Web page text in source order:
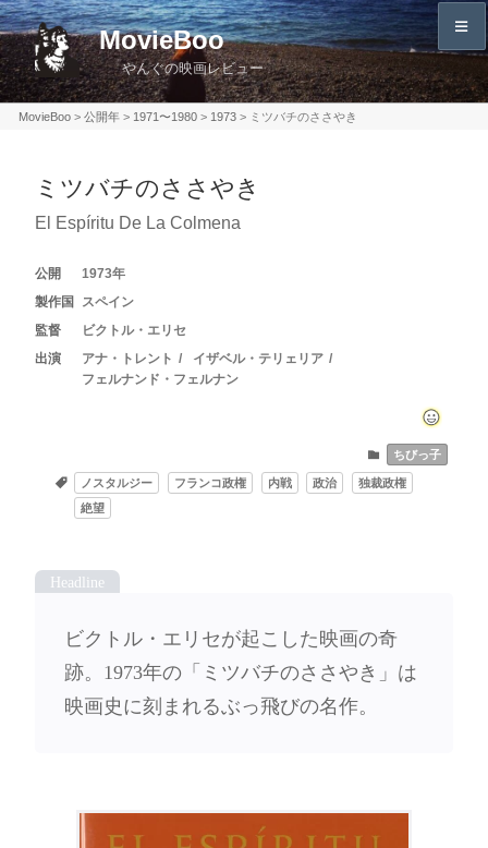
コ
ン
テ
ン
MovieBoo
やんぐの映画レビュー
MovieBoo> 公開年> 1971〜1980> 1973> ミツバチのささやき
ミツバチのささやき
El Espíritu De La Colmena
1973
スペイン
ビクトル・エリセ
アナ・トレント
イザベル・テリェリア
フェルナンド・フェルナン
ちびっ子
ノスタルジー フランコ政権 内戦 政治
独裁政権
絶望
ビクトル・エリセが起こした映画の奇
跡。1973年の「ミツバチのささやき」は
映画史に刻まれるぶっ飛びの名作。